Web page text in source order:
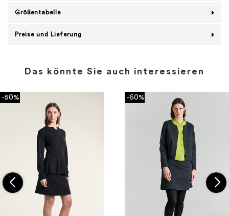
Größentabelle
Preise und Lieferung
Das könnte Sie auch interessieren
-50% -60%